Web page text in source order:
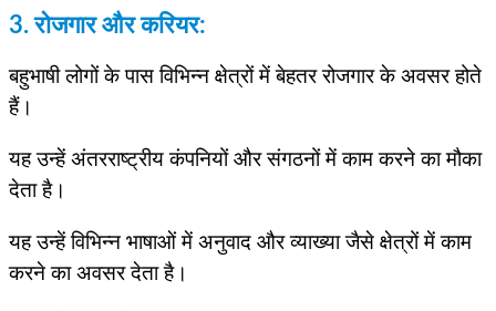
3. रोजगार और करियर:
बहुभाषी लोगों के पास विभिन्न क्षेत्रों में बेहतर रोजगार के अवसर होते
हैं।
यह उन्हें अंतरराष्ट्रीय कंपनियों और संगठनों में काम करने का मौका
देता है।
यह उन्हें विभिन्न भाषाओं में अनुवाद और व्याख्या जैसे क्षेत्रों में काम
करने का अवसर देता है।